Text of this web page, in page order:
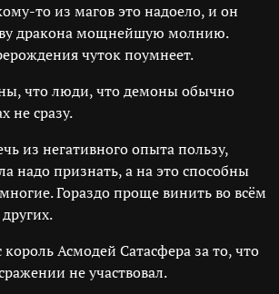
то из магов это надоело, и он
дракона мощнейшую молнию.
чуток поумнеет.
что люди, что демоны обычно
не сразу.
из негативного опыта пользу,
надо признать, а на это способны
Гораздо проще винить во всём
Асмодей Сатасфера за то, что
не участвовал.